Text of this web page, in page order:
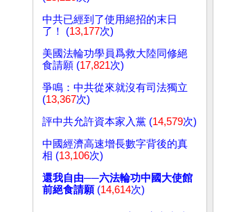
中共已經到了使用絕招的末日
了！ (13,177次)
美國法輪功學員爲救大陸同修絕
食請願 (17,821次)
爭鳴：中共從來就沒有司法獨立
(13,367次)
評中共允許資本家入黨 (14,579次)
中國經濟高速增長數字背後的真
相 (13,106次)
還我自由──六法輪功中國大使館
前絕食請願 (14,614次)